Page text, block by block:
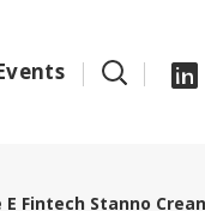
Fintech Stanno